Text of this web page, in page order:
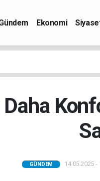
Ekonomi
GÜNDEM 14.05.2025 -